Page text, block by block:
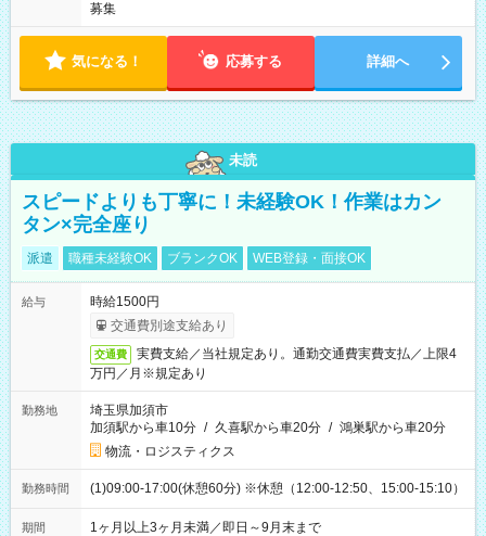
募集
気になる！ 応募する 詳細へ
未読
スピードよりも丁寧に！未経験OK！作業はカン
タン×完全座り
派遣 職種未経験OK ブランクOK WEB登録・面接OK
給与
時給1500円
交通費別途支給あり
交通費
実費支給／当社規定あり。通勤交通費実費支払／上限4
万円／月※規定あり
勤務地
埼玉県加須市
加須駅から車10分 / 久喜駅から車20分 / 鴻巣駅から車20分
物流・ロジスティクス
勤務時間 (1)09:00-17:00(休憩60分) ※休憩（12:00-12:50、15:00-15:10）
期間 1ヶ月以上3ヶ月未満／即日～9月末まで